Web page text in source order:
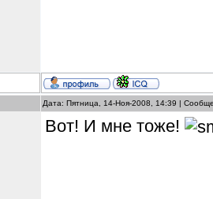
Дата: Пятница, 14-Ноя-2008, 14:39 |
Вот! И мне тоже!